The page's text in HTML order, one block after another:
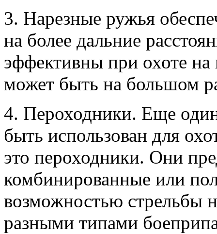
3. Нарезные ружья
на более дальние
эффективны при охоте
может быть на большом
4. Пероходники. Еще
быть использован для
это пероходники. Они
комбинированные или
возможностью стрельбы
разными типами